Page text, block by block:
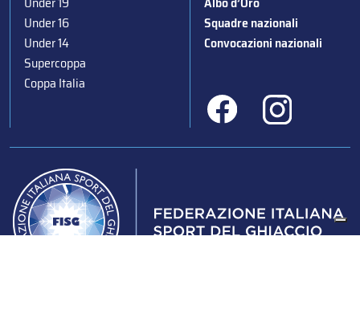
Under 16
Under 14
Supercoppa
Coppa Italia
Squadre nazionali
Convocazioni nazionali